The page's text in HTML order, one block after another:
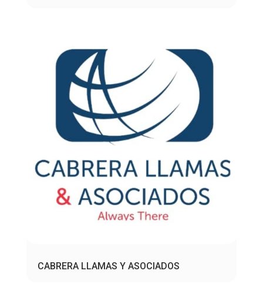
CABRERA LLAMAS Y ASOCIADOS